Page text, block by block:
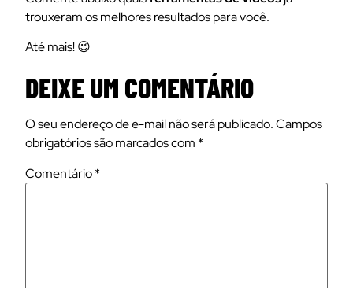
trouxeram os melhores resultados para você.
Até mais! 😉
DEIXE UM COMENTÁRIO
O seu endereço de e-mail não será publicado. Campos
obrigatórios são marcados com *
Comentário*